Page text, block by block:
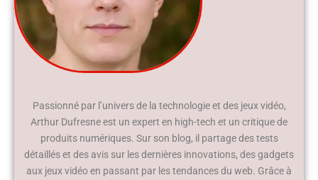
Passionné par l’univers de la technologie et des jeux vidéo,
Arthur Dufresne est un expert en high-tech et un critique de
produits numériques. Sur son blog, il partage des tests
détaillés et des avis sur les dernières innovations, des gadgets
aux jeux vidéo en passant par les tendances du web. Grâce à